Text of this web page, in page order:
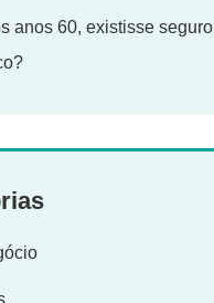
anos 60, existisse seguro